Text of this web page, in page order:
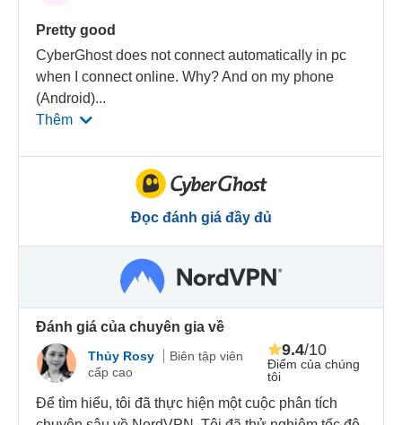
Pretty good
CyberGhost does not connect automatically in pc
when I connect online. Why? And on my phone
(Android)...
Thêm
Đọc đánh giá đầy đủ
Đánh giá của chuyên gia về
Thủy Rosy
Biên tập viên
cấp cao
Điểm của chúng
tôi
9.4/10
Để tìm hiểu, tôi đã thực hiện một cuộc phân tích